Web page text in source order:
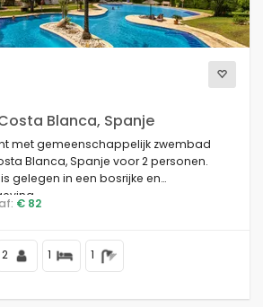
Blanca, Spanje
met gemeenschappelijk zwembad
Blanca, Spanje voor 2 personen.
gelegen in een bosrijke en
€ 82
2 1 1